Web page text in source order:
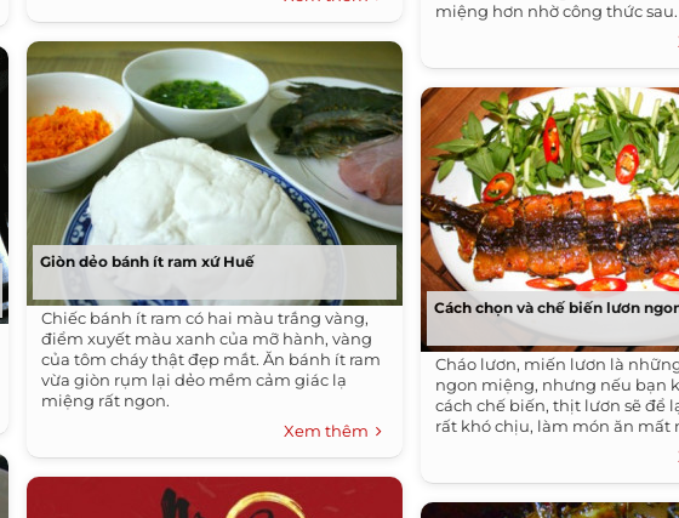
Giòn dẻo bánh ít ram xứ Huế
Chiếc bánh ít ram có hai màu trắng vàng,
điểm xuyết màu xanh của mỡ hành, vàng
của tôm cháy thật đẹp mắt. Ăn bánh ít ram
vừa giòn rụm lại dẻo mềm cảm giác lạ
miệng rất ngon.
Xem thêm
miệng hơn nhờ công thức sau.
Cách chọn và chế biến lươn
Cháo lươn, miến lươn là
ngon miệng, nhưng nếu bạn
cách chế biến, thịt lươn sẽ để
rất khó chịu, làm món ăn mất